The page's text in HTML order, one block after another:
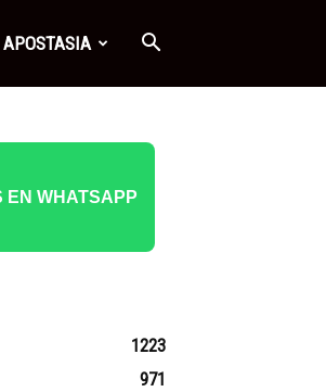
APOSTASIA
EN WHATSAPP
1223
971